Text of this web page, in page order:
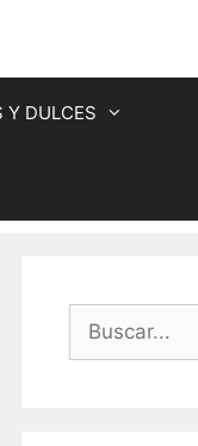
Y DULCES
Buscar: